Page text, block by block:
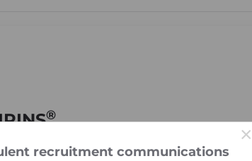
®
×
recruitment communications